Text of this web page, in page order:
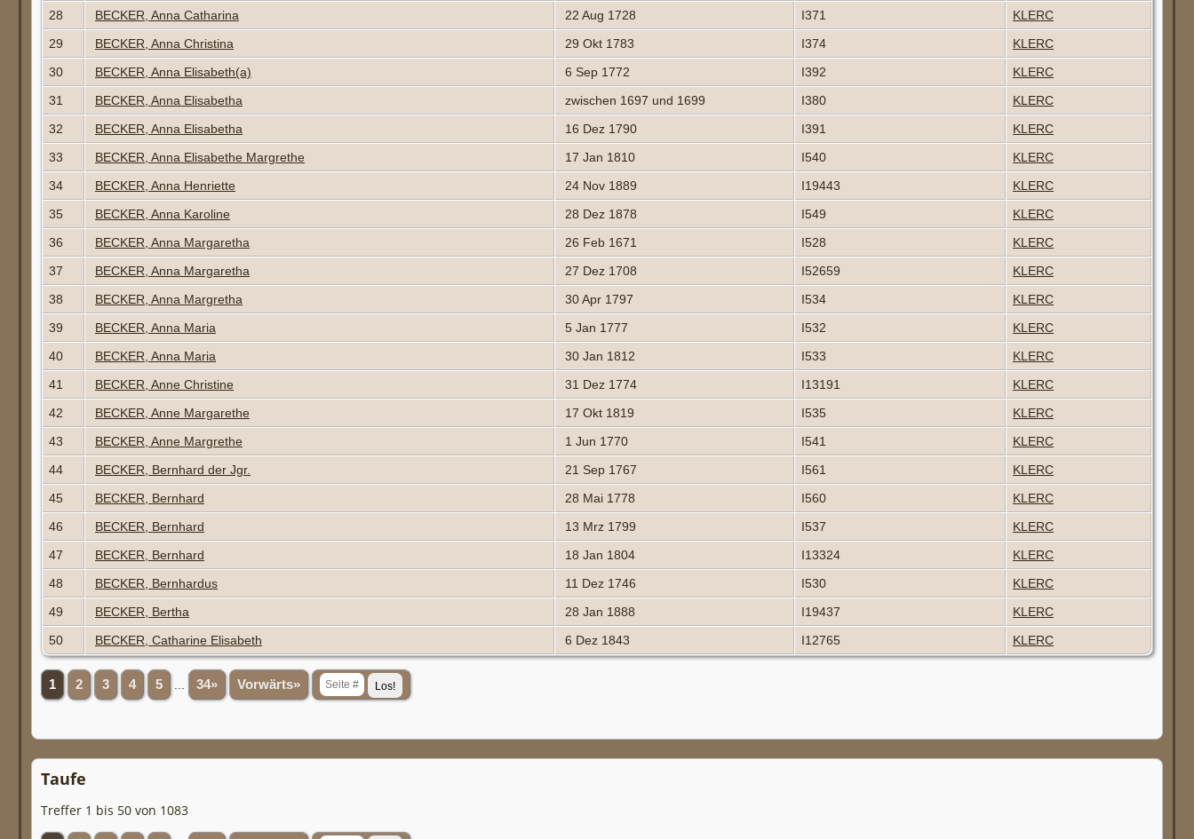
28
BECKER, Anna Catharina 22 Aug 1728 I371
KLERC
29
BECKER, Anna Christina 29 Okt 1783 I374
KLERC
30
BECKER, Anna Elisabeth(a) 6 Sep 1772 I392
KLERC
31
BECKER, Anna Elisabetha zwischen 1697 und 1699 I380
KLERC
32
BECKER, Anna Elisabetha 16 Dez 1790 I391
KLERC
33
BECKER, Anna Elisabethe Margrethe 17 Jan 1810 I540
KLERC
34
BECKER, Anna Henriette 24 Nov 1889 I19443
KLERC
35
BECKER, Anna Karoline 28 Dez 1878 I549
KLERC
36
BECKER, Anna Margaretha 26 Feb 1671 I528
KLERC
37
BECKER, Anna Margaretha 27 Dez 1708 I52659
KLERC
38
BECKER, Anna Margretha 30 Apr 1797 I534
KLERC
39
BECKER, Anna Maria 5 Jan 1777 I532
KLERC
40
BECKER, Anna Maria 30 Jan 1812 I533
KLERC
41
BECKER, Anne Christine 31 Dez 1774 I13191
KLERC
42
BECKER, Anne Margarethe 17 Okt 1819 I535
KLERC
43
BECKER, Anne Margrethe 1 Jun 1770 I541
KLERC
44
BECKER, Bernhard der Jgr. 21 Sep 1767 I561
KLERC
45
BECKER, Bernhard 28 Mai 1778 I560
KLERC
46
BECKER, Bernhard 13 Mrz 1799 I537
KLERC
47
BECKER, Bernhard 18 Jan 1804 I13324
KLERC
48
BECKER, Bernhardus 11 Dez 1746 I530
KLERC
49
BECKER, Bertha 28 Jan 1888 I19437
KLERC
50
BECKER, Catharine Elisabeth 6 Dez 1843 I12765 KLERC
1 2 3 4 5 34» Vorwärts»
Taufe
Treffer 1 bis 50 von 1083